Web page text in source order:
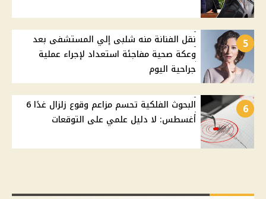
5
نقل الفنانة منه شلبى إلي المستشفى بعد
وعكة صحية مفاجئة استعداد لإجراء عملية
جراحية اليوم
6
البحوث الفلكية تحسم مزاعم وقوع زلزال غدًا 6
أغسطس: لا دليل علمي على التوقعات